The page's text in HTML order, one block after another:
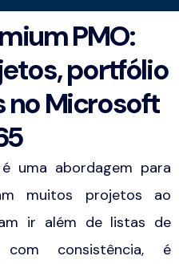
PMO:
portfólio
no Microsoft
é uma abordagem para
muitos projetos ao
ir além de listas de
consistência, é